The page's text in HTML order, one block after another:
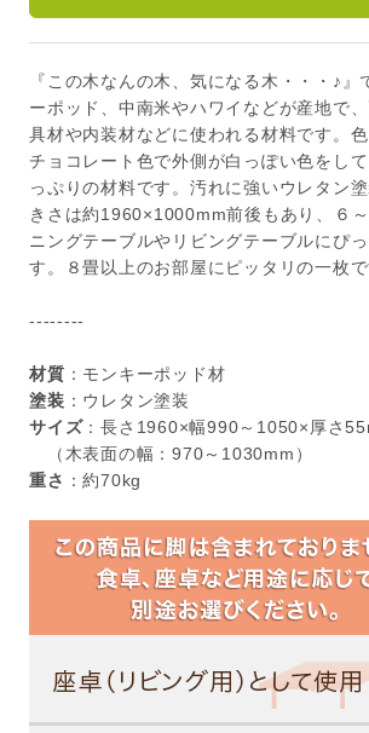
『この木なんの木、気になる木・・・♪』
ーポッド、中南米やハワイなどが産地で
具材や内装材などに使われる材料です。
チョコレート色で外側が白っぽい色をし
っぷりの材料です。汚れに強いウレタン
きさは約1960×1000mm前後もあり、６
ニングテーブルやリビングテーブルにぴ
す。８畳以上のお部屋にピッタリの一枚で
--------
材質 ：モンキーポッド材
塗装 ：ウレタン塗装
サイズ：長さ1960×幅990～1050×厚さ
（木表面の幅：970～1030mm）
重さ ：約70kg